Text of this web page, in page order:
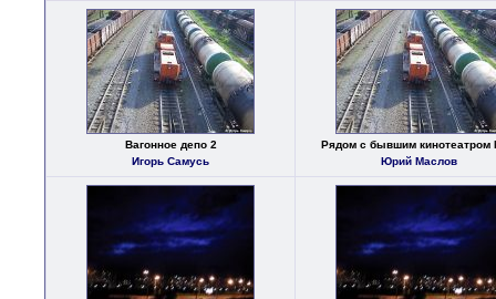
Вагонное депо 2
Игорь Самусь
Рядом с бывшим кинотеатром
Юрий Маслов